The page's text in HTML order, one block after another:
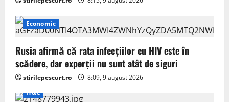
Economic
Rusia afirmă că rata infecțiilor cu HIV este în
scădere, dar experții nu sunt atât de siguri
stirilepescurt.ro
8:09, 9 august 2026
IT&C